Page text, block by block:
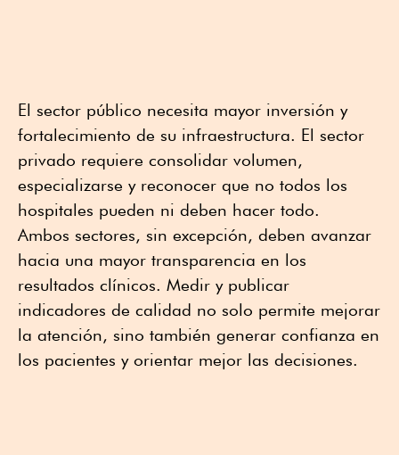
El sector público necesita mayor inversión y
fortalecimiento de su infraestructura. El sector
privado requiere consolidar volumen,
especializarse y reconocer que no todos los
hospitales pueden ni deben hacer todo.
Ambos sectores, sin excepción, deben avanzar
hacia una mayor transparencia en los
resultados clínicos. Medir y publicar
indicadores de calidad no solo permite mejorar
la atención, sino también generar confianza en
los pacientes y orientar mejor las decisiones.